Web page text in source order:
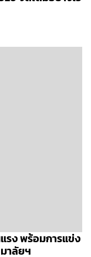
รง พร้อมการแข่ง
าลัยฯ